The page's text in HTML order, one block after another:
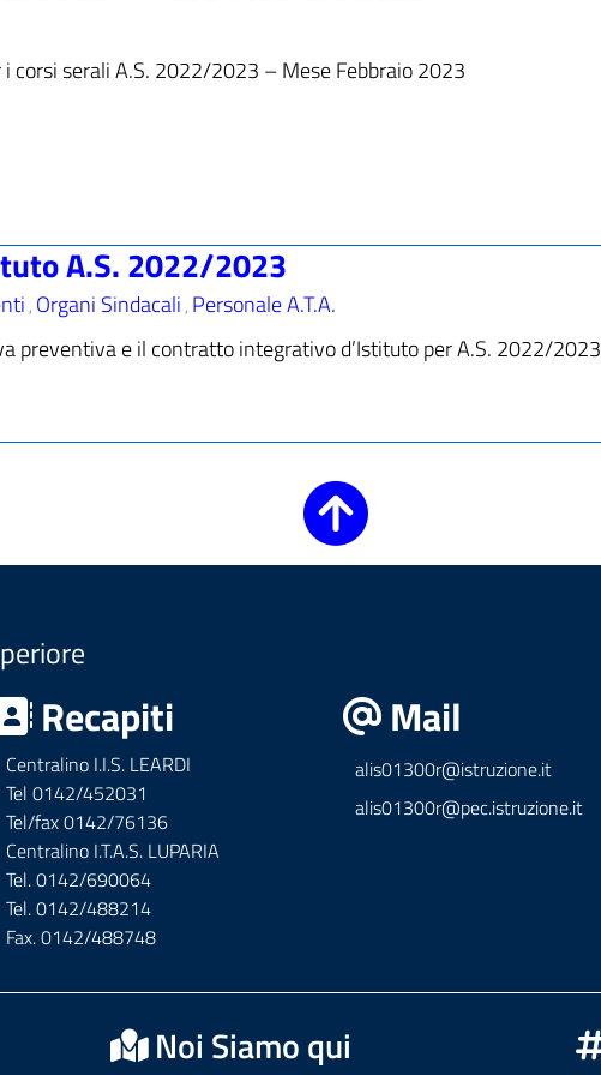
corsi serali A.S. 2022/2023 – Mese Febbraio 2023
A.S. 2022/2023
, Organi Sindacali, Personale A.T.A.
preventiva e il contratto integrativo d’Istituto per A.S. 2022/2023
Recapiti
Centralino I.I.S. LEARDI
Tel 0142/452031
Tel/fax 0142/76136
Centralino I.T.A.S. LUPARIA
Tel. 0142/690064
Tel. 0142/488214
Fax. 0142/488748
Mail
alis01300r@istruzione.it
alis01300r@pec.istruzione.it
Noi Siamo qui